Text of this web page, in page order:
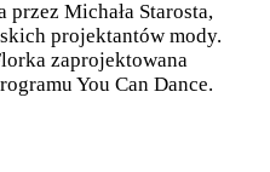
Michała Starosta,
projektantów mody.
zaprojektowana
You Can Dance.